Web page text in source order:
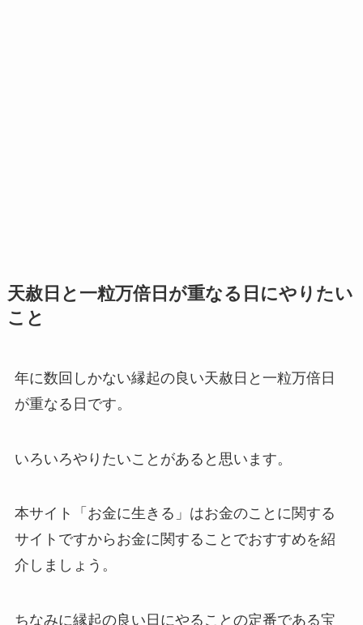
天赦日と一粒万倍日が重なる日にやりたい
こと
年に数回しかない縁起の良い天赦日と一粒万倍日
が重なる日です。
いろいろやりたいことがあると思います。
本サイト「お金に生きる」はお金のことに関する
サイトですからお金に関することでおすすめを紹
介しましょう。
ちなみに縁起の良い日にやることの定番である宝